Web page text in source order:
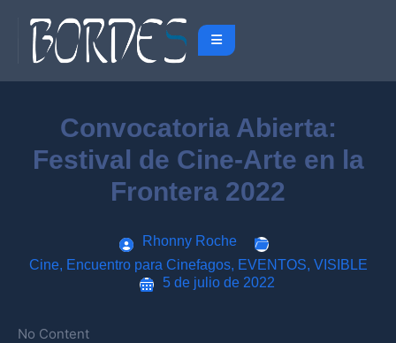
Convocatoria Abierta:
Festival de Cine-Arte en la
Frontera 2022
Rhonny Roche
Cine, Encuentro para Cinefagos, EVENTOS, VISIBLE
5 de julio de 2022
No Content